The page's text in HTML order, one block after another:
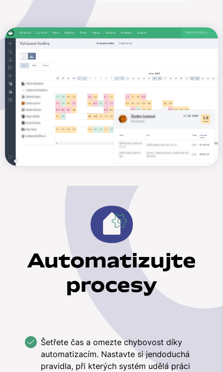
Automatizujte
procesy
Šetřete čas a omezte chybovost díky
automatizacím. Nastavte si jendoduchá
pravidla, při kterých systém udělá práci